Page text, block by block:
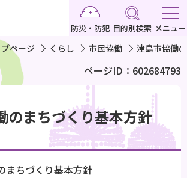
防災・防犯 目的別検索 メニュー
プページ くらし 市民協働 津島市協働
ページID：602684793
のまちづくり基本方針
まちづくり基本方針